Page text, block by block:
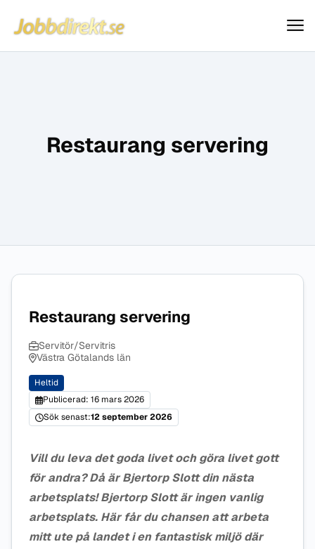
Hoppa till innehåll
Jobbdirekt
Restaurang servering
Restaurang servering
Servitör/Servitris
Västra Götalands län
Heltid
Publicerad: 16 mars 2026
Sök senast:12 september 2026
Vill du leva det goda livet och göra livet gott
för andra? Då är Bjertorp Slott din nästa
arbetsplats! Bjertorp Slott är ingen vanlig
arbetsplats. Här får du chansen att arbeta
mitt ute på landet i en fantastisk miljö där